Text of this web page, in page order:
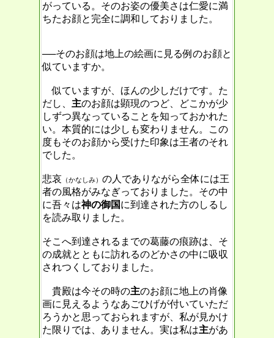
がっている。そのお姿の優美さは仁愛に満
ちたお顔と完全に調和しておりました。
──そのお顔は地上の絵画に見る例のお顔と
似ていますか。
似ていますが、ほんの少しだけです。た
だし、 主のお顔は顕現のつど、どこかが少
しずつ異なっていることを知っておかれた
い。本質的には少しも変わりません。この
度もそのお顔から受けた印象は王者のそれ
でした。
悲哀 （かなしみ） の人でありながら全体には王
者の風格がみなぎっておりました。その中
に吾々は神の御国に到達された方のしるし
を読み取りました。
そこへ到達されるまでの葛藤の痕跡は、そ
の成就とともに訪れるのどかさの中に吸収
されつくしておりました。
貴殿は今その時の主のお顔に地上の肖像
画に見えるようなあごひげが付いていただ
ろうかと思っておられますが、私が見かけ
た限りでは、ありません。実は私は主があ